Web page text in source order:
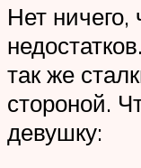
Нет
так же
стороной.
девушку: